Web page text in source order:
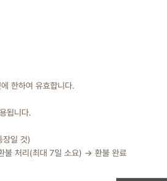
한하여 유효합니다.
됩니다.
장일 것)
처리(최대 7일 소요) → 환불 완료